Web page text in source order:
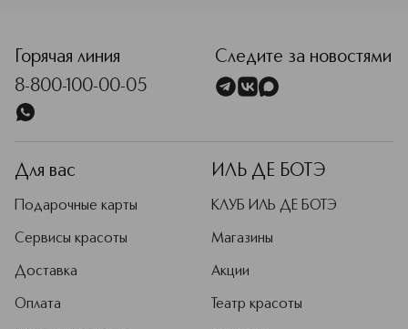
совершенствовать техники макияжа
для разных типов и тонов кожи.
Подробнее
Горячая линия
8-800-100-00-05
Следите за новостями
Для вас
Подарочные карты
Сервисы красоты
Доставка
Оплата
ИЛЬ ДЕ БОТЭ
КЛУБ ИЛЬ ДЕ БОТЭ
Магазины
Акции
Театр красоты